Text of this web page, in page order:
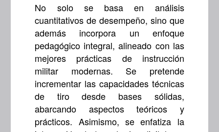
No solo se basa en análisis
cuantitativos de desempeño, sino que
además incorpora un enfoque
pedagógico integral, alineado con las
mejores prácticas de instrucción
militar modernas. Se pretende
incrementar las capacidades técnicas
de tiro desde bases sólidas,
abarcando aspectos teóricos y
prácticos. Asimismo, se enfatiza la